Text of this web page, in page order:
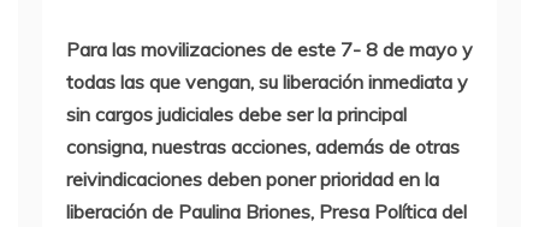
Para las movilizaciones de este 7- 8 de mayo y
todas las que vengan, su liberación inmediata y
sin cargos judiciales debe ser la principal
consigna, nuestras acciones, además de otras
reivindicaciones deben poner prioridad en la
liberación de Paulina Briones, Presa Política del